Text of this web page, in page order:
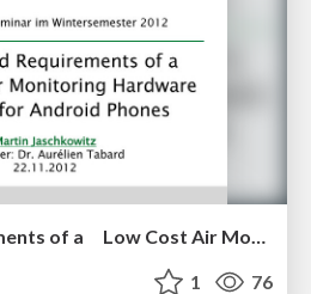
Design and Requirements of a Low Cost Air Monitoring Hardware Platform for Android Phones
1 76